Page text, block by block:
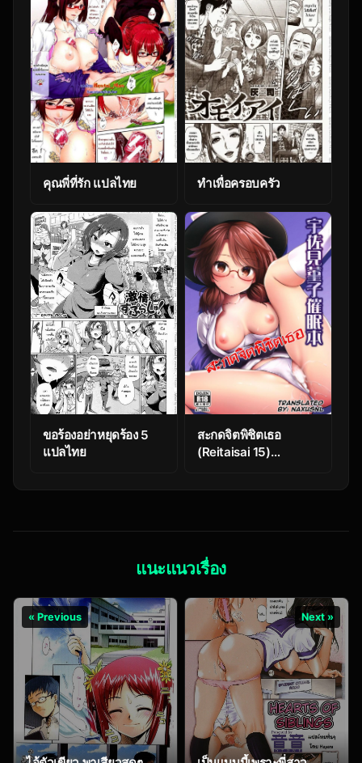
คุณพี่ที่รัก แปลไทย ทำเพื่อครอบครัว
ขอร้องอย่าหยุดร้อง 5
แปลไทย
สะกดจิตพิชิตเธอ
(Reitaisai 15)
แนะแนวเรื่อง
« Previous Next »